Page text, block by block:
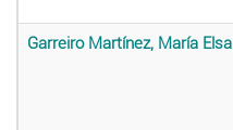
Garreiro Martínez, María Elsa